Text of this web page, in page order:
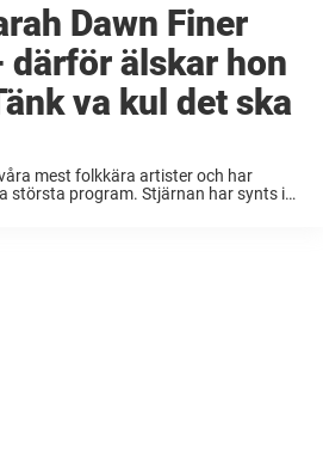
Dawn Finer
älskar hon
va kul det ska
mest folkkära artister och har
största program. Stjärnan har synts i